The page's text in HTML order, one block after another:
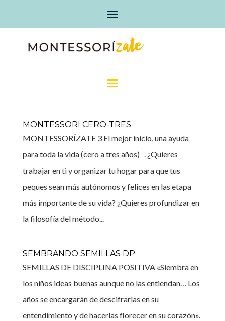
MONTESSORI CERO-TRES
MONTESSORÍZATE 3 El mejor inicio, una ayuda
para toda la vida (cero a tres años) . ¿Quieres
trabajar en ti y organizar tu hogar para que tus
peques sean más autónomos y felices en las etapa
más importante de su vida? ¿Quieres profundizar en
la filosofía del método...
SEMBRANDO SEMILLAS DP
SEMILLAS DE DISCIPLINA POSITIVA «Siembra en
los niños ideas buenas aunque no las entiendan… Los
años se encargarán de descifrarlas en su
entendimiento y de hacerlas florecer en su corazón».